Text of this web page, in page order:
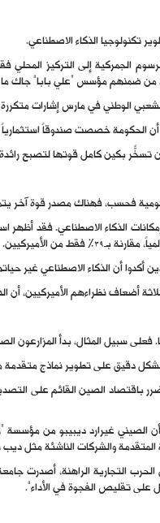
تكنولوجيا الذكاء الاصطناعي.
الجمركية إلى التركيز
من ضمنهم مؤسس “علي بابا”
الوطني في مارس إشارات
للذكاء الاصطناعي بقيمة 60 مليار يوان (8.2 مليار
تسخّر بكين كامل قوتها لتصبح
فهناك مصدر قوة آخر يتمثل في
من الأميركيين.
أن الذكاء الاصطناعي غير
أضعاف نظراءهم الأميركيين،
فعلى سبيل المثال، بدأ المزارعون
دقيق على تطوير نماذج
باقتصاد الصين القائم على
والشركات الناشئة مثل
التجارية الراهنة، أصدرت
على تقليص الفجوة في الأداء”.